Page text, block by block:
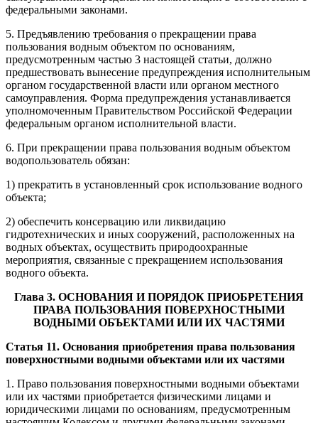
федеральными законами.
5. Предъявлению требования о прекращении права
пользования водным объектом по основаниям,
предусмотренным частью 3 настоящей статьи, должно
предшествовать вынесение предупреждения исполнительным
органом государственной власти или органом местного
самоуправления. Форма предупреждения устанавливается
уполномоченным Правительством Российской Федерации
федеральным органом исполнительной власти.
6. При прекращении права пользования водным объектом
водопользователь обязан:
1) прекратить в установленный срок использование водного
объекта;
2) обеспечить консервацию или ликвидацию
гидротехнических и иных сооружений, расположенных на
водных объектах, осуществить природоохранные
мероприятия, связанные с прекращением использования
водного объекта.
Глава 3. ОСНОВАНИЯ И ПОРЯДОК ПРИОБРЕТЕНИЯ
ПРАВА ПОЛЬЗОВАНИЯ ПОВЕРХНОСТНЫМИ
ВОДНЫМИ ОБЪЕКТАМИ ИЛИ ИХ ЧАСТЯМИ
Статья 11. Основания приобретения права пользования
поверхностными водными объектами или их частями
1. Право пользования поверхностными водными объектами
или их частями приобретается физическими лицами и
юридическими лицами по основаниям, предусмотренным